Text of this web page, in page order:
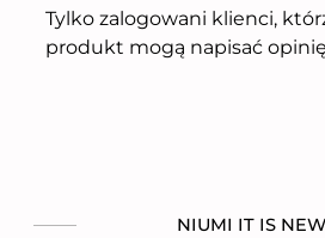
Tylko zalogowani klienci,
produkt mogą napisać
NIUMI IT IS